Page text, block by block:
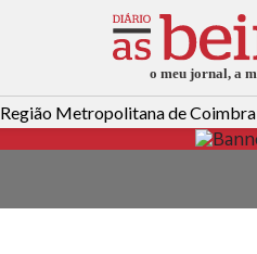
Região Metropolitana de Coimbra